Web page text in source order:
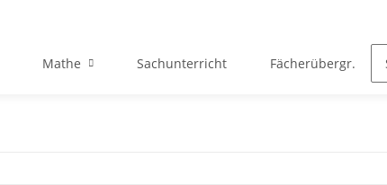
Mathe Sachunterricht Fächerübergr.